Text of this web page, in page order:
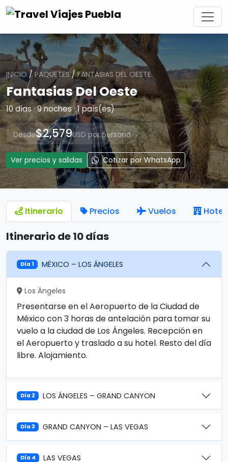
INICIO/PAQUETES/FANTASIAS DEL OESTE
Fantasias Del Oeste
10 días · 9 noches · 1 país(es)
Desde$2,579USD por persona
Ver precios y salidas Cotizar por WhatsApp
Itinerario Precios Vuelos
Itinerario de 10 días
Día 1 MÉXICO – LOS ÁNGELES
Los Ángeles
Presentarse en el Aeropuerto de la Ciudad de
México con 3 horas de antelación para tomar su
vuelo a la ciudad de Los Ángeles. Recepción en
el Aeropuerto y traslado a su hotel. Resto del día
libre. Alojamiento.
Día 2 LOS ÁNGELES – GRAND CANYON
Día 3 GRAND CANYON – LAS VEGAS
Día 4 LAS VEGAS